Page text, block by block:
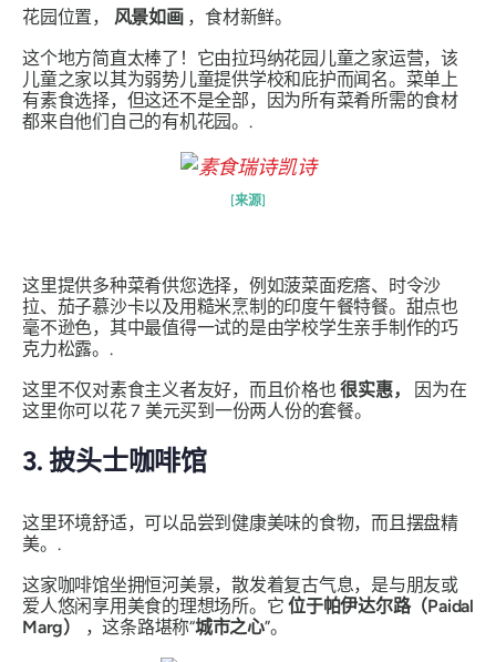
花园位置， 风景如画，食材新鲜。
这个地方简直太棒了！它由拉玛纳花园儿童之家运营，该
儿童之家以其为弱势儿童提供学校和庇护而闻名。菜单上
有素食选择，但这还不是全部，因为所有菜肴所需的食材
都来自他们自己的有机花园。.
[来源]
这里提供多种菜肴供您选择，例如菠菜面疙瘩、时令沙
拉、茄子慕沙卡以及用糙米烹制的印度午餐特餐。甜点也
毫不逊色，其中最值得一试的是由学校学生亲手制作的巧
克力松露。.
这里不仅对素食主义者友好，而且价格也很实惠，
因为在
这里你可以花 7 美元买到一份两人份的套餐。
3. 披头士咖啡馆
这里环境舒适，可以品尝到健康美味的食物，而且摆盘精
美。.
这家咖啡馆坐拥恒河美景，散发着复古气息，是与朋友或
爱人悠闲享用美食的理想场所。它位于帕伊达尔路（Paidal
Marg）
，这条路堪称“城市之心”。